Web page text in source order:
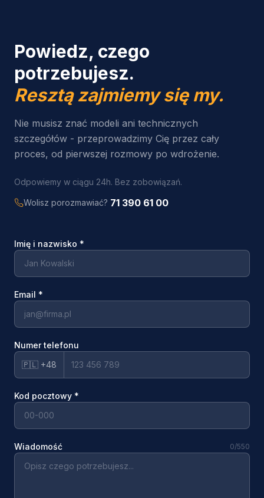
Powiedz, czego
potrzebujesz.
Resztą zajmiemy się my.
Nie musisz znać modeli ani technicznych
szczegółów - przeprowadzimy Cię przez cały
proces, od pierwszej rozmowy po wdrożenie.
Odpowiemy w ciągu 24h. Bez zobowiązań.
Wolisz porozmawiać? 71 390 61 00
Imię i nazwisko *
Email *
Numer telefonu
🇵🇱 +48
Kod pocztowy *
Wiadomość 0/550